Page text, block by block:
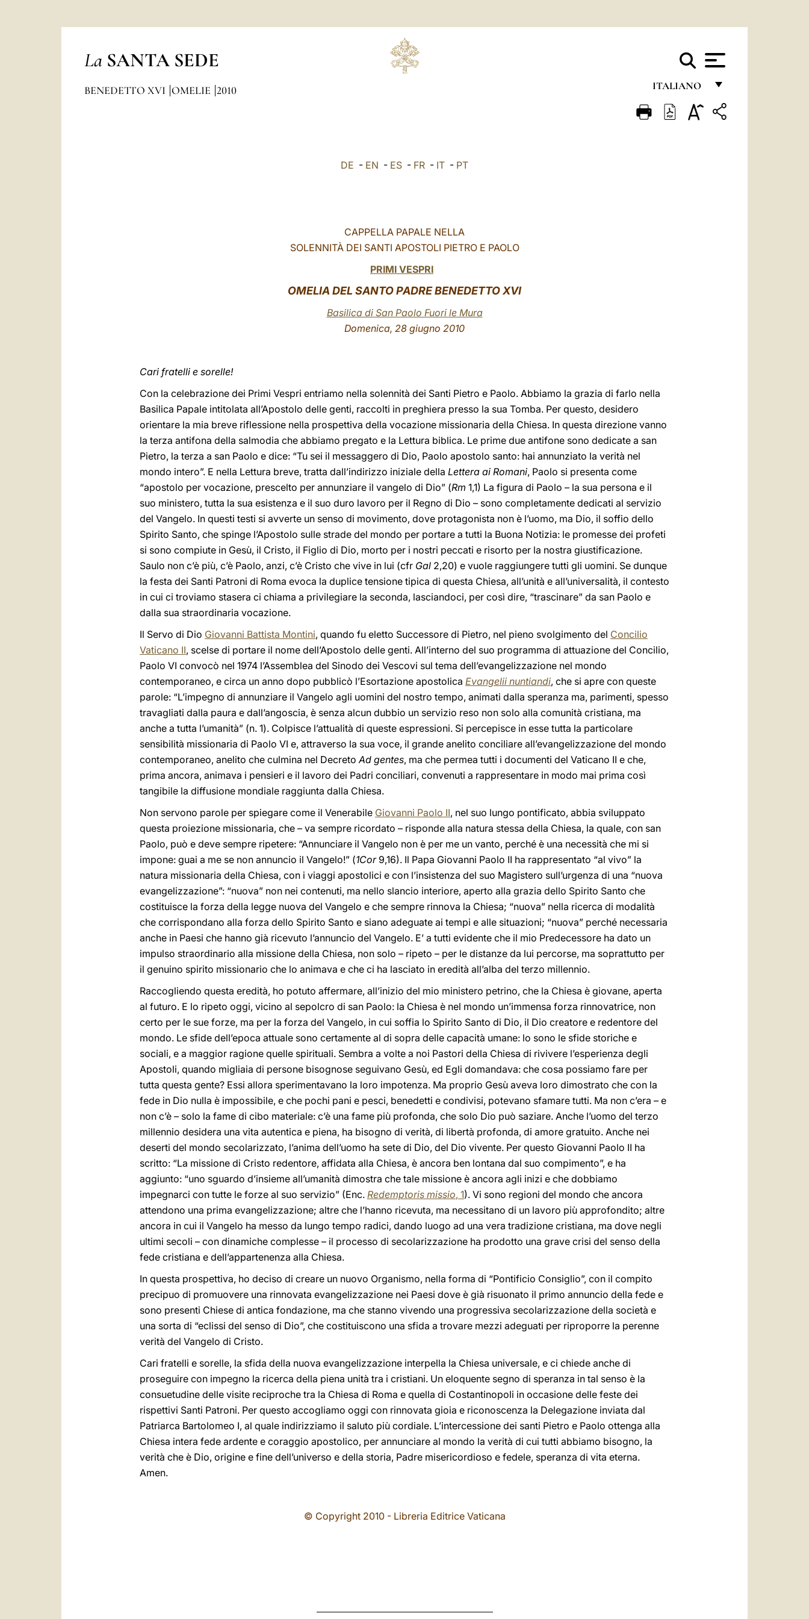
La SANTA SEDE
ITALIANO
FRANÇAIS
BENEDETTO XVI OMELIE 2010
DE - EN - ES - FR - IT - PT
CAPPELLA PAPALE NELLA
SOLENNITÀ DEI SANTI APOSTOLI PIETRO E PAOLO
PRIMI VESPRI
OMELIA DEL SANTO PADRE BENEDETTO XVI
Basilica di San Paolo Fuori le Mura
Domenica, 28 giugno 2010
Cari fratelli e sorelle!
Con la celebrazione dei Primi Vespri entriamo nella solennità dei Santi Pietro e Paolo. Abbiamo la grazia di farlo nella
Basilica Papale intitolata all’Apostolo delle genti, raccolti in preghiera presso la sua Tomba. Per questo, desidero
orientare la mia breve riflessione nella prospettiva della vocazione missionaria della Chiesa. In questa direzione vanno
la terza antifona della salmodia che abbiamo pregato e la Lettura biblica. Le prime due antifone sono dedicate a san
Pietro, la terza a san Paolo e dice: “Tu sei il messaggero di Dio, Paolo apostolo santo: hai annunziato la verità nel
mondo intero”. E nella Lettura breve, tratta dall’indirizzo iniziale della Lettera ai Romani, Paolo si presenta come
“apostolo per vocazione, prescelto per annunziare il vangelo di Dio” (Rm 1,1) La figura di Paolo – la sua persona e il
suo ministero, tutta la sua esistenza e il suo duro lavoro per il Regno di Dio – sono completamente dedicati al servizio
del Vangelo. In questi testi si avverte un senso di movimento, dove protagonista non è l’uomo, ma Dio, il soffio dello
Spirito Santo, che spinge l’Apostolo sulle strade del mondo per portare a tutti la Buona Notizia: le promesse dei profeti
si sono compiute in Gesù, il Cristo, il Figlio di Dio, morto per i nostri peccati e risorto per la nostra giustificazione.
Saulo non c’è più, c’è Paolo, anzi, c’è Cristo che vive in lui (cfr Gal 2,20) e vuole raggiungere tutti gli uomini. Se dunque
la festa dei Santi Patroni di Roma evoca la duplice tensione tipica di questa Chiesa, all’unità e all’universalità, il contesto
in cui ci troviamo stasera ci chiama a privilegiare la seconda, lasciandoci, per così dire, “trascinare” da san Paolo e
dalla sua straordinaria vocazione.
Il Servo di Dio Giovanni Battista Montini, quando fu eletto Successore di Pietro, nel pieno svolgimento del Concilio
Vaticano II, scelse di portare il nome dell’Apostolo delle genti. All’interno del suo programma di attuazione del Concilio,
Paolo VI convocò nel 1974 l’Assemblea del Sinodo dei Vescovi sul tema dell’evangelizzazione nel mondo
contemporaneo, e circa un anno dopo pubblicò l’Esortazione apostolica Evangelii nuntiandi, che si apre con queste
parole: “L’impegno di annunziare il Vangelo agli uomini del nostro tempo, animati dalla speranza ma, parimenti, spesso
travagliati dalla paura e dall’angoscia, è senza alcun dubbio un servizio reso non solo alla comunità cristiana, ma
anche a tutta l’umanità” (n. 1). Colpisce l’attualità di queste espressioni. Si percepisce in esse tutta la particolare
sensibilità missionaria di Paolo VI e, attraverso la sua voce, il grande anelito conciliare all’evangelizzazione del mondo
contemporaneo, anelito che culmina nel DecretoAd gentes, ma che permea tutti i documenti del Vaticano II e che,
prima ancora, animava i pensieri e il lavoro dei Padri conciliari, convenuti a rappresentare in modo mai prima così
tangibile la diffusione mondiale raggiunta dalla Chiesa.
Non servono parole per spiegare come il Venerabile Giovanni Paolo II, nel suo lungo pontificato, abbia sviluppato
questa proiezione missionaria, che – va sempre ricordato – risponde alla natura stessa della Chiesa, la quale, con san
Paolo, può e deve sempre ripetere: “Annunciare il Vangelo non è per me un vanto, perché è una necessità che mi si
impone: guai a me se non annuncio il Vangelo!” (1Cor9,16). Il Papa Giovanni Paolo II ha rappresentato “al vivo” la
natura missionaria della Chiesa, con i viaggi apostolici e con l’insistenza del suo Magistero sull’urgenza di una “nuova
evangelizzazione”: “nuova” non nei contenuti, ma nello slancio interiore, aperto alla grazia dello Spirito Santo che
costituisce la forza della legge nuova del Vangelo e che sempre rinnova la Chiesa; “nuova” nella ricerca di modalità
che corrispondano alla forza dello Spirito Santo e siano adeguate ai tempi e alle situazioni; “nuova” perché necessaria
anche in Paesi che hanno già ricevuto l’annuncio del Vangelo. E’ a tutti evidente che il mio Predecessore ha dato un
impulso straordinario alla missione della Chiesa, non solo – ripeto – per le distanze da lui percorse, ma soprattutto per
il genuino spirito missionario che lo animava e che ci ha lasciato in eredità all’alba del terzo millennio.
Raccogliendo questa eredità, ho potuto affermare, all’inizio del mio ministero petrino, che la Chiesa è giovane, aperta
al futuro. E lo ripeto oggi, vicino al sepolcro di san Paolo: la Chiesa è nel mondo un’immensa forza rinnovatrice, non
certo per le sue forze, ma per la forza del Vangelo, in cui soffia lo Spirito Santo di Dio, il Dio creatore e redentore del
mondo. Le sfide dell’epoca attuale sono certamente al di sopra delle capacità umane: lo sono le sfide storiche e
sociali, e a maggior ragione quelle spirituali. Sembra a volte a noi Pastori della Chiesa di rivivere l’esperienza degli
Apostoli, quando migliaia di persone bisognose seguivano Gesù, ed Egli domandava: che cosa possiamo fare per
tutta questa gente? Essi allora sperimentavano la loro impotenza. Ma proprio Gesù aveva loro dimostrato che con la
fede in Dio nulla è impossibile, e che pochi pani e pesci, benedetti e condivisi, potevano sfamare tutti. Ma non c’era – e
non c’è – solo la fame di cibo materiale: c’è una fame più profonda, che solo Dio può saziare. Anche l’uomo del terzo
millennio desidera una vita autentica e piena, ha bisogno di verità, di libertà profonda, di amore gratuito. Anche nei
deserti del mondo secolarizzato, l’anima dell’uomo ha sete di Dio, del Dio vivente. Per questo Giovanni Paolo II ha
scritto: “La missione di Cristo redentore, affidata alla Chiesa, è ancora ben lontana dal suo compimento”, e ha
aggiunto: “uno sguardo d’insieme all’umanità dimostra che tale missione è ancora agli inizi e che dobbiamo
impegnarci con tutte le forze al suo servizio” (Enc. Redemptoris missio, 1). Vi sono regioni del mondo che ancora
attendono una prima evangelizzazione; altre che l’hanno ricevuta, ma necessitano di un lavoro più approfondito; altre
ancora in cui il Vangelo ha messo da lungo tempo radici, dando luogo ad una vera tradizione cristiana, ma dove negli
ultimi secoli – con dinamiche complesse – il processo di secolarizzazione ha prodotto una grave crisi del senso della
fede cristiana e dell’appartenenza alla Chiesa.
In questa prospettiva, ho deciso di creare un nuovo Organismo, nella forma di “Pontificio Consiglio”, con il compito
precipuo di promuovere una rinnovata evangelizzazione nei Paesi dove è già risuonato il primo annuncio della fede e
sono presenti Chiese di antica fondazione, ma che stanno vivendo una progressiva secolarizzazione della società e
una sorta di “eclissi del senso di Dio”, che costituiscono una sfida a trovare mezzi adeguati per riproporre la perenne
verità del Vangelo di Cristo.
Cari fratelli e sorelle, la sfida della nuova evangelizzazione interpella la Chiesa universale, e ci chiede anche di
proseguire con impegno la ricerca della piena unità tra i cristiani. Un eloquente segno di speranza in tal senso è la
consuetudine delle visite reciproche tra la Chiesa di Roma e quella di Costantinopoli in occasione delle feste dei
rispettivi Santi Patroni. Per questo accogliamo oggi con rinnovata gioia e riconoscenza la Delegazione inviata dal
Patriarca Bartolomeo I, al quale indirizziamo il saluto più cordiale. L’intercessione dei santi Pietro e Paolo ottenga alla
Chiesa intera fede ardente e coraggio apostolico, per annunciare al mondo la verità di cui tutti abbiamo bisogno, la
verità che è Dio, origine e fine dell’universo e della storia, Padre misericordioso e fedele, speranza di vita eterna.
Amen.
© Copyright 2010 - Libreria Editrice Vaticana